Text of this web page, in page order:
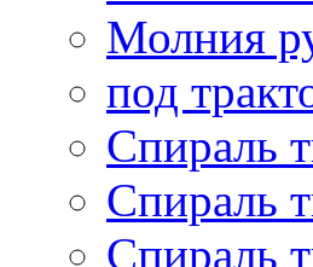
Молния
под
Спираль
Спираль
Спираль